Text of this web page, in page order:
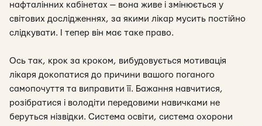
нафталінних кабінетах — вона живе і змінюється у
світових дослідженнях, за якими лікар мусить постійно
слідкувати. І тепер він має таке право.
Ось так, крок за кроком, вибудовується мотивація
лікаря докопатися до причини вашого поганого
самопочуття та виправити її. Бажання навчитися,
розібратися і володіти передовими навичками не
беруться нізвідки. Система освіти, система охорони